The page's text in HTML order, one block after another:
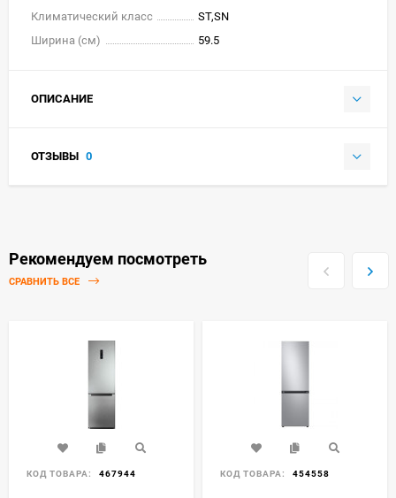
Климатический класс
ST,SN
Ширина (см)
59.5
ОПИСАНИЕ
ОТЗЫВЫ 0
Рекомендуем посмотреть
СРАВНИТЬ ВСЕ
КОД ТОВАРА: 467944 КОД ТОВАРА: 454558